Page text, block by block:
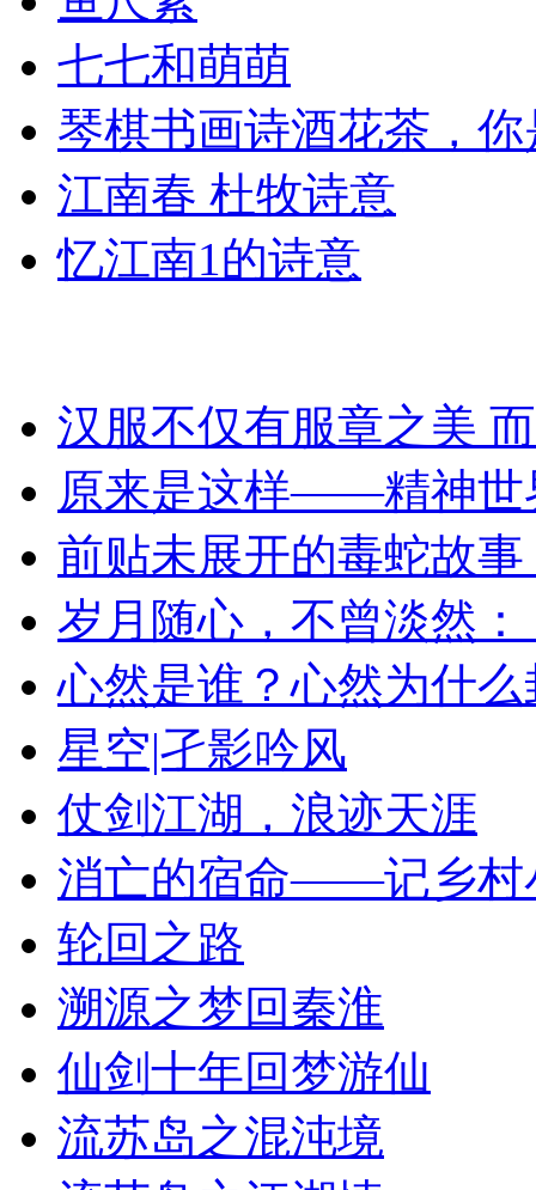
七七和萌萌
琴棋书画诗酒花茶，
江南春 杜牧诗意
忆江南1的诗意
汉服不仅有服章之美
原来是这样——精神世
前贴未展开的毒蛇故
岁月随心，不曾淡然
心然是谁？心然为什
星空|孑影吟风
仗剑江湖，浪迹天涯
消亡的宿命——记乡村
轮回之路
溯源之梦回秦淮
仙剑十年回梦游仙
流苏岛之混沌境